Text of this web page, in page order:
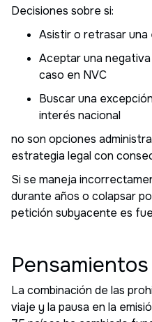
Decisiones sobre si:
Asistir o retrasar
Aceptar una
caso en NVC
Buscar una
interés nacional
no son opciones
estrategia legal con
Si se maneja
durante años o colapsar
petición subyacente es
La combinación de las
viaje y la pausa en la